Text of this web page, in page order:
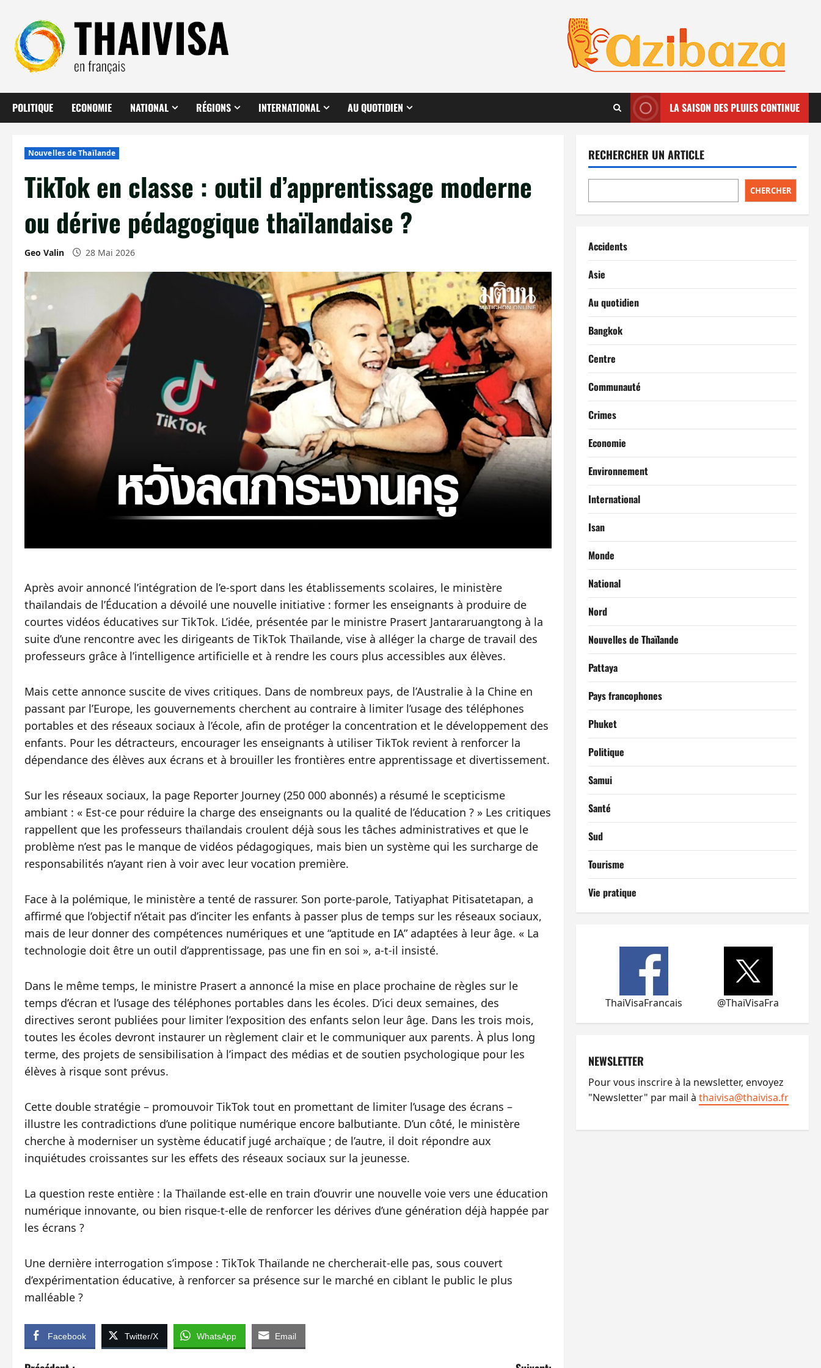
contenu
POLITIQUE ECONOMIE NATIONAL RÉGIONS INTERNATIONAL AU QUOTIDIEN LA SAISON DES PLUIES CONTINUE
Nouvelles de Thaïlande
TikTok en classe : outil d’apprentissage moderne
ou dérive pédagogique thaïlandaise ?
Geo Valin 28 Mai 2026
Après avoir annoncé l’intégration de l’e-sport dans les établissements scolaires, le ministère
thaïlandais de l’Éducation a dévoilé une nouvelle initiative : former les enseignants à produire de
courtes vidéos éducatives sur TikTok. L’idée, présentée par le ministre Prasert Jantararuangtong à la
suite d’une rencontre avec les dirigeants de TikTok Thaïlande, vise à alléger la charge de travail des
professeurs grâce à l’intelligence artificielle et à rendre les cours plus accessibles aux élèves.
Mais cette annonce suscite de vives critiques. Dans de nombreux pays, de l’Australie à la Chine en
passant par l’Europe, les gouvernements cherchent au contraire à limiter l’usage des téléphones
portables et des réseaux sociaux à l’école, afin de protéger la concentration et le développement des
enfants. Pour les détracteurs, encourager les enseignants à utiliser TikTok revient à renforcer la
dépendance des élèves aux écrans et à brouiller les frontières entre apprentissage et divertissement.
Sur les réseaux sociaux, la page Reporter Journey (250 000 abonnés) a résumé le scepticisme
ambiant : « Est-ce pour réduire la charge des enseignants ou la qualité de l’éducation ? » Les critiques
rappellent que les professeurs thaïlandais croulent déjà sous les tâches administratives et que le
problème n’est pas le manque de vidéos pédagogiques, mais bien un système qui les surcharge de
responsabilités n’ayant rien à voir avec leur vocation première.
Face à la polémique, le ministère a tenté de rassurer. Son porte-parole, Tatiyaphat Pitisatetapan, a
affirmé que l’objectif n’était pas d’inciter les enfants à passer plus de temps sur les réseaux sociaux,
mais de leur donner des compétences numériques et une “aptitude en IA” adaptées à leur âge. « La
technologie doit être un outil d’apprentissage, pas une fin en soi », a-t-il insisté.
Dans le même temps, le ministre Prasert a annoncé la mise en place prochaine de règles sur le
temps d’écran et l’usage des téléphones portables dans les écoles. D’ici deux semaines, des
directives seront publiées pour limiter l’exposition des enfants selon leur âge. Dans les trois mois,
toutes les écoles devront instaurer un règlement clair et le communiquer aux parents. À plus long
terme, des projets de sensibilisation à l’impact des médias et de soutien psychologique pour les
élèves à risque sont prévus.
Cette double stratégie – promouvoir TikTok tout en promettant de limiter l’usage des écrans –
illustre les contradictions d’une politique numérique encore balbutiante. D’un côté, le ministère
cherche à moderniser un système éducatif jugé archaïque ; de l’autre, il doit répondre aux
inquiétudes croissantes sur les effets des réseaux sociaux sur la jeunesse.
La question reste entière : la Thaïlande est-elle en train d’ouvrir une nouvelle voie vers une éducation
numérique innovante, ou bien risque-t-elle de renforcer les dérives d’une génération déjà happée par
les écrans ?
Une dernière interrogation s’impose : TikTok Thaïlande ne chercherait‑elle pas, sous couvert
d’expérimentation éducative, à renforcer sa présence sur le marché en ciblant le public le plus
malléable ?
Facebook Twitter/X WhatsApp Email
RECHERCHER UN ARTICLE
CHERCHER
Accidents
Asie
Au quotidien
Bangkok
Centre
Communauté
Crimes
Economie
Environnement
International
Isan
Monde
National
Nord
Nouvelles de Thaïlande
Pattaya
Pays francophones
Phuket
Politique
Samui
Santé
Sud
Tourisme
Vie pratique
ThaiVisaFrancais @ThaiVisaFra
NEWSLETTER
Pour vous inscrire à la newsletter, envoyez
"Newsletter" par mail à thaivisa@thaivisa.fr